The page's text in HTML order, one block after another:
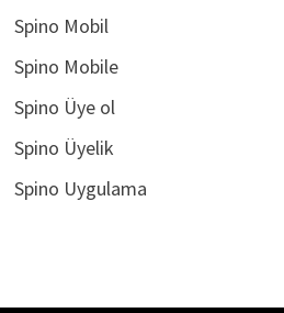
Spino Mobil
Spino Mobile
Spino Üye ol
Spino Üyelik
Spino Uygulama